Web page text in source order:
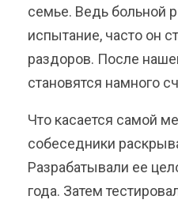
семье. Ведь больной
испытание, часто он
раздоров. После
становятся намного
Что касается самой
собеседники
Разрабатывали ее
года. Затем